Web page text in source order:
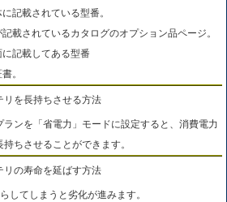
記載されている型番。
載されているカタログのオプション品ページ。
記載してある型番
。
リを長持ちさせる方法
ランを「省電力」モードに設定すると、消費電力
ちさせることができます。
リの寿命を延ばす方法
してしまうと劣化が進みます。